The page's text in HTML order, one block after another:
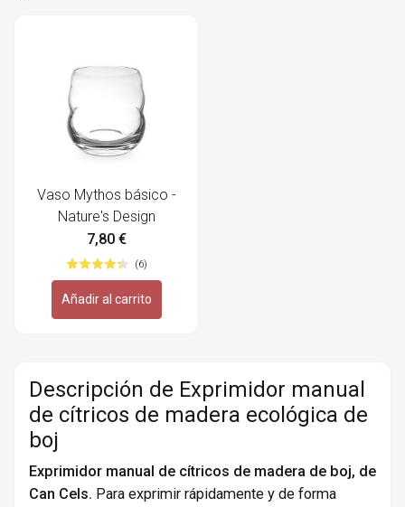
Vaso Mythos básico -
Nature's Design
7,80 €
(6)
Añadir al carrito
Descripción de Exprimidor manual
de cítricos de madera ecológica de
boj
Exprimidor manual de cítricos de madera de boj, de
Can Cels. Para exprimir rápidamente y de forma